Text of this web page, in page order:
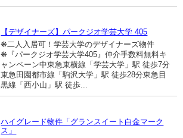
【デザイナーズ】パークジオ学芸大学 405
❋二人入居可！学芸大学のデザイナーズ物件
❋『パークジオ学芸大学405』仲介手数料無料キ
ャンペーン中東急東横線「学芸大学」駅 徒歩7分
東急田園都市線「駒沢大学」駅 徒歩28分東急目
黒線「西小山」駅 徒歩...
ハイグレード物件「グランスイート白金マーク
ス」